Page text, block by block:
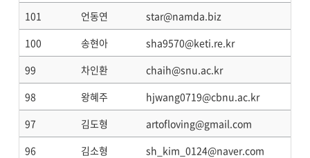
101
언동연 star@namda.biz
100
송현아 sha9570@keti.re.kr
99
차인환 chaih@snu.ac.kr
98
왕혜주 hjwang0719@cbnu.ac.kr
97
김도형 artofloving@gmail.com
96
김소형 sh_kim_0124@naver.com